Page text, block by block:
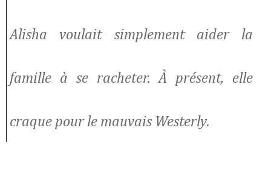
Alisha voulait simplement aider la
famille à se racheter. À présent, elle
craque pour le mauvais Westerly.